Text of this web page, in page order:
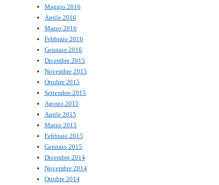
Maggio 2016
Aprile 2016
Marzo 2016
Febbraio 2016
Gennaio 2016
Dicembre 2015
Novembre 2015
Ottobre 2015
Settembre 2015
Agosto 2015
Aprile 2015
Marzo 2015
Febbraio 2015
Gennaio 2015
Dicembre 2014
Novembre 2014
Ottobre 2014